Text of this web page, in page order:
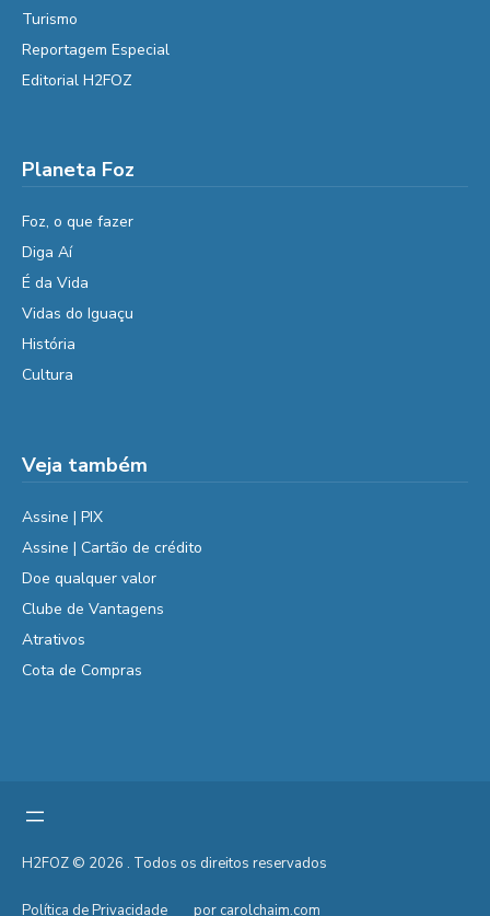
Turismo
Reportagem Especial
Editorial H2FOZ
Planeta Foz
Foz, o que fazer
Diga Aí
É da Vida
Vidas do Iguaçu
História
Cultura
Veja também
Assine | PIX
Assine | Cartão de crédito
Doe qualquer valor
Clube de Vantagens
Atrativos
Cota de Compras
H2FOZ © 2026 . Todos os direitos reservados
Política de Privacidade por carolchaim.com